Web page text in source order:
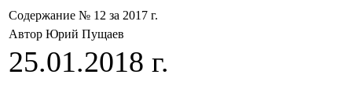
Содержание № 12 за 2017 г.
Автор Юрий Пущаев
25.01.2018 г.